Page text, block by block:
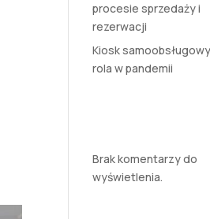
procesie sprzedaży i
rezerwacji
Kiosk
rola w pandemii
Brak komentarzy do
wyświetlenia.